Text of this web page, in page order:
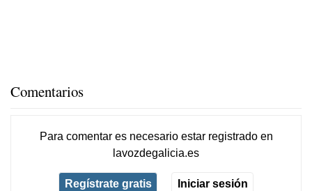
Comentarios
Para comentar es necesario estar registradoen
lavozdegalicia.es
Regístrate gratis Iniciar sesión